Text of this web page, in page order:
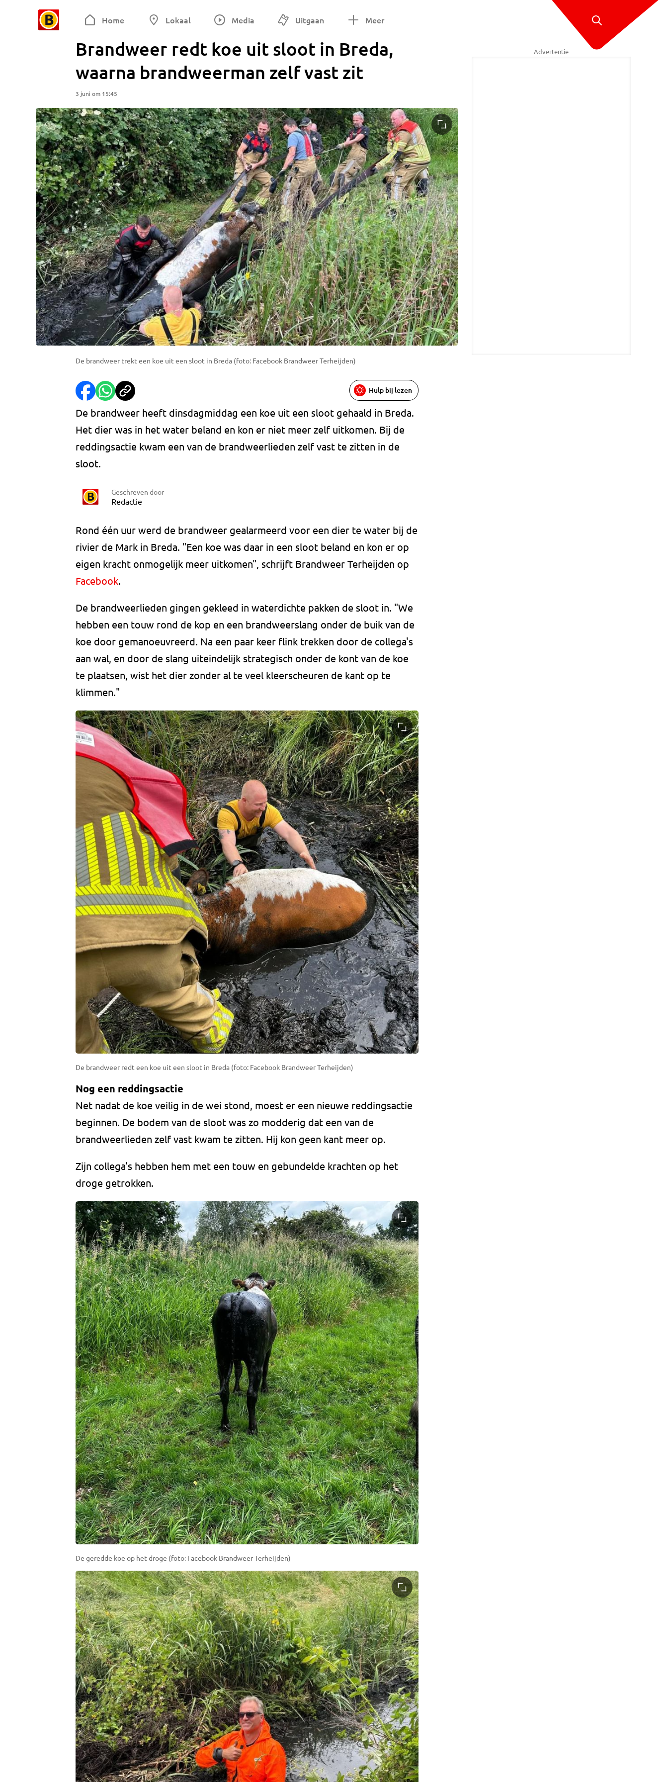
Home Lokaal Media Uitgaan Meer
Brandweer redt koe uit sloot in Breda,
waarna brandweerman zelf vast zit
3 juni om 15:45
De brandweer trekt een koe uit een sloot in Breda (foto: Facebook Brandweer Terheijden)
Hulp bij lezen
De brandweer heeft dinsdagmiddag een koe uit een sloot gehaald in Breda.
Het dier was in het water beland en kon er niet meer zelf uitkomen. Bij de
reddingsactie kwam een van de brandweerlieden zelf vast te zitten in de
sloot.
Geschreven door
Redactie
Rond één uur werd de brandweer gealarmeerd voor een dier te water bij de
rivier de Mark in Breda. "Een koe was daar in een sloot beland en kon er op
eigen kracht onmogelijk meer uitkomen", schrijft Brandweer Terheijden op
Facebook.
De brandweerlieden gingen gekleed in waterdichte pakken de sloot in. "We
hebben een touw rond de kop en een brandweerslang onder de buik van de
koe door gemanoeuvreerd. Na een paar keer flink trekken door de collega's
aan wal, en door de slang uiteindelijk strategisch onder de kont van de koe
te plaatsen, wist het dier zonder al te veel kleerscheuren de kant op te
klimmen."
De brandweer redt een koe uit een sloot in Breda (foto: Facebook Brandweer Terheijden)
Nog een reddingsactie
Net nadat de koe veilig in de wei stond, moest er een nieuwe reddingsactie
beginnen. De bodem van de sloot was zo modderig dat een van de
brandweerlieden zelf vast kwam te zitten. Hij kon geen kant meer op.
Zijn collega's hebben hem met een touw en gebundelde krachten op het
droge getrokken.
De geredde koe op het droge (foto: Facebook Brandweer Terheijden)
Advertentie